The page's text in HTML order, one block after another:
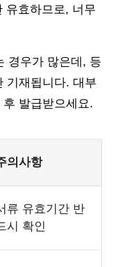
유효하므로, 너무
경우가 많은데, 등
기재됩니다. 대부
발급받으세요.
의사항
류 유효기간 반
시 확인